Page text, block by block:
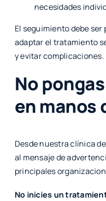
necesidades
El seguimiento debe
adaptar el tratamiento
y evitar complicaciones.
No
en manos
Desde nuestra clínica
al mensaje de
principales
No inicies un